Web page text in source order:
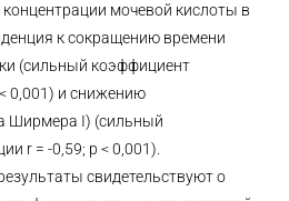
концентрации мочевой кислоты в
к сокращению времени
(сильный коэффициент
0,001) и снижению
Ширмера I) (сильный
r = -0,59; p < 0,001).
свидетельствуют о